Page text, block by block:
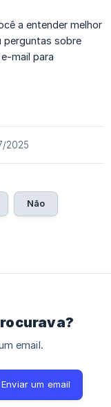
a entender melhor
perguntas sobre
mail para
2025
Não
email.
Enviar um email